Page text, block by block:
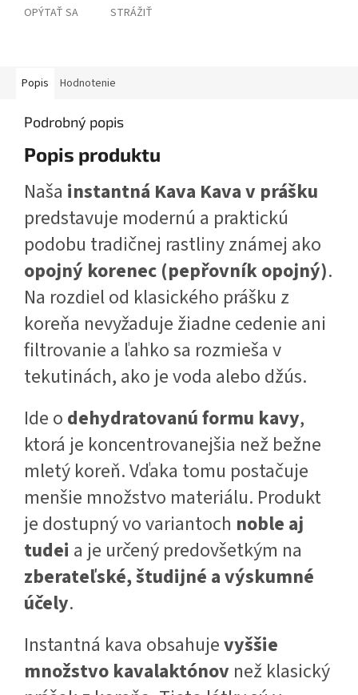
OPÝTAŤ SA STRÁŽIŤ
Popis Hodnotenie
Podrobný popis
Popis produktu
Naša instantná Kava Kava v prášku
predstavuje modernú a praktickú
podobu tradičnej rastliny známej ako
opojný korenec (pepřovník opojný).
Na rozdiel od klasického prášku z
koreňa nevyžaduje žiadne cedenie ani
filtrovanie a ľahko sa rozmieša v
tekutinách, ako je voda alebo džús.
Ide o dehydratovanú formu kavy,
ktorá je koncentrovanejšia než bežne
mletý koreň. Vďaka tomu postačuje
menšie množstvo materiálu. Produkt
je dostupný vo variantoch noble aj
tudei a je určený predovšetkým na
zberateľské, študijné a výskumné
účely.
Instantná kava obsahujevyššie
množstvo kavalaktónov než klasický